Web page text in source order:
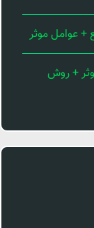
+ عوامل موثر
+ روش